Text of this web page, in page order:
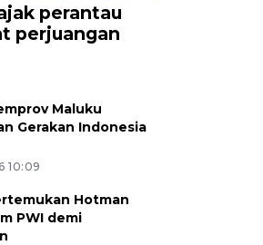
perantau
perjuangan
Maluku
Gerakan Indonesia
10:09
Hotman
PWI demi